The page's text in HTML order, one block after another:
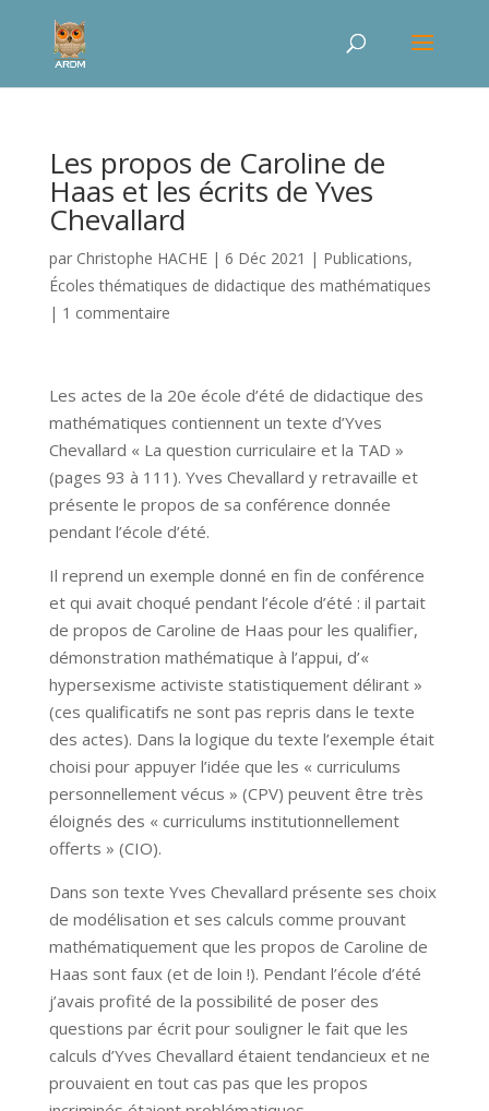
Les propos de Caroline de
Haas et les écrits de Yves
Chevallard
par Christophe HACHE| 6 Déc 2021 | Publications,
Écoles thématiques de didactique des mathématiques
| 1 commentaire
Les actes de la 20e école d’été de didactique des
mathématiques contiennent un texte d’Yves
Chevallard « La question curriculaire et la TAD »
(pages 93 à 111). Yves Chevallard y retravaille et
présente le propos de sa conférence donnée
pendant l’école d’été.
Il reprend un exemple donné en fin de conférence
et qui avait choqué pendant l’école d’été : il partait
de propos de Caroline de Haas pour les qualifier,
démonstration mathématique à l’appui, d’«
hypersexisme activiste statistiquement délirant »
(ces qualificatifs ne sont pas repris dans le texte
des actes). Dans la logique du texte l’exemple était
choisi pour appuyer l’idée que les « curriculums
personnellement vécus » (CPV) peuvent être très
éloignés des « curriculums institutionnellement
offerts » (CIO).
Dans son texte Yves Chevallard présente ses choix
de modélisation et ses calculs comme prouvant
mathématiquement que les propos de Caroline de
Haas sont faux (et de loin !). Pendant l’école d’été
j’avais profité de la possibilité de poser des
questions par écrit pour souligner le fait que les
calculs d’Yves Chevallard étaient tendancieux et ne
prouvaient en tout cas pas que les propos